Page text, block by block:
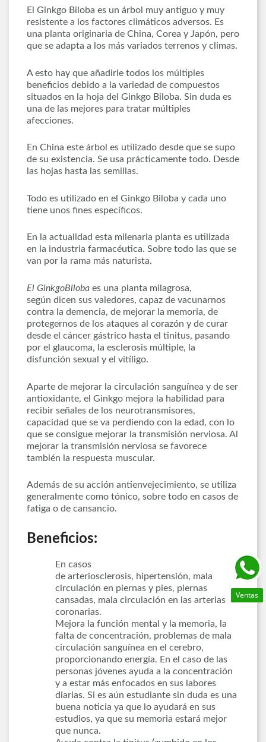
El Ginkgo Biloba es un árbol muy antiguo y muy
resistente a los factores climáticos adversos. Es
una planta originaria de China, Corea y Japón, pero
que se adapta a los más variados terrenos y climas.
A esto hay que añadirle todos los múltiples
beneficios debido a la variedad de compuestos
situados en la hoja del Ginkgo Biloba. Sin duda es
una de las mejores para tratar múltiples
afecciones.
En China este árbol es utilizado desde que se supo
de su existencia. Se usa prácticamente todo. Desde
las hojas hasta las semillas.
Todo es utilizado en el Ginkgo Biloba y cada uno
tiene unos fines específicos.
En la actualidad esta milenaria planta es utilizada
en la industria farmacéutica. Sobre todo las que se
van por la rama más naturista.
El GinkgoBiloba es una planta milagrosa,
según dicen sus valedores, capaz de vacunarnos
contra la demencia, de mejorar la memoria, de
protegernos de los ataques al corazón y de curar
desde el cáncer gástrico hasta el tinitus, pasando
por el glaucoma, la esclerosis múltiple, la
disfunción sexual y el vitíligo.
Aparte de mejorar la circulación sanguínea y de ser
antioxidante, el Ginkgo mejora la habilidad para
recibir señales de los neurotransmisores,
capacidad que se va perdiendo con la edad, con lo
que se consigue mejorar la transmisión nerviosa. Al
mejorar la transmisión nerviosa se favorece
también la respuesta muscular.
Además de su acción antienvejecimiento, se utiliza
generalmente como tónico, sobre todo en casos de
fatiga o de cansancio.
Beneficios:
En casos
de arteriosclerosis, hipertensión, mala
circulación en piernas y pies, piernas
cansadas, mala circulación en las arterias
coronarias.
Mejora la función mental y la memoria, la
falta de concentración, problemas de mala
circulación sanguínea en el cerebro,
proporcionando energía. En el caso de las
personas jóvenes ayuda a la concentración
y a estar más enfocados en sus labores
diarias. Si es aún estudiante sin duda es una
buena noticia ya que lo ayudará en sus
estudios, ya que su memoria estará mejor
que nunca.
Ventas